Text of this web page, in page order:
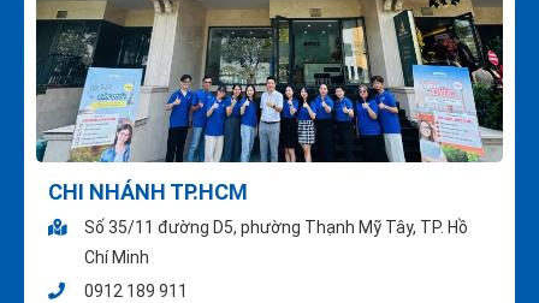
CHI NHÁNH TP.HCM
Số 35/11 đường D5, phường Thạnh Mỹ Tây, TP. Hồ
Chí Minh
0912 189 911